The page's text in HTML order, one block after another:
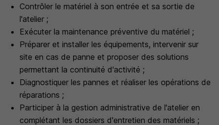
Contrôler le matériel à son entrée et sa sortie de
l'atelier ;
Exécuter la maintenance préventive du matériel ;
Préparer et installer les équipements, intervenir sur
site en cas de panne et proposer des solutions
permettant la continuité d'activité ;
Diagnostiquer les pannes et réaliser les opérations de
réparations ;
Participer à la gestion administrative de l'atelier en
complétant les dossiers d'entretien des matériels ;